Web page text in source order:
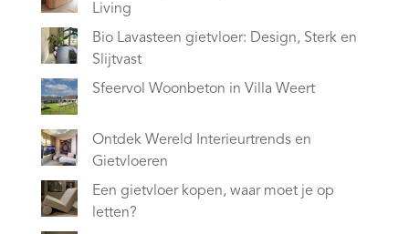
Living
Bio Lavasteen gietvloer: Design, Sterk en
Slijtvast
Sfeervol Woonbeton in Villa Weert
Ontdek Wereld Interieurtrends en
Gietvloeren
Een gietvloer kopen, waar moet je op
letten?